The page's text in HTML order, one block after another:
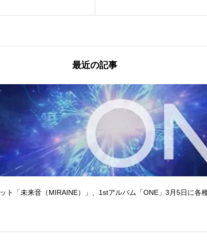
最近の記事
ト「未来音（MIRAINE）」、1stアルバム「ONE」3月5日に各